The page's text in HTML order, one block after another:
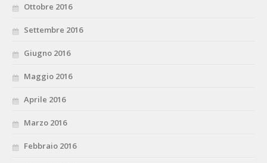
Ottobre 2016
Settembre 2016
Giugno 2016
Maggio 2016
Aprile 2016
Marzo 2016
Febbraio 2016